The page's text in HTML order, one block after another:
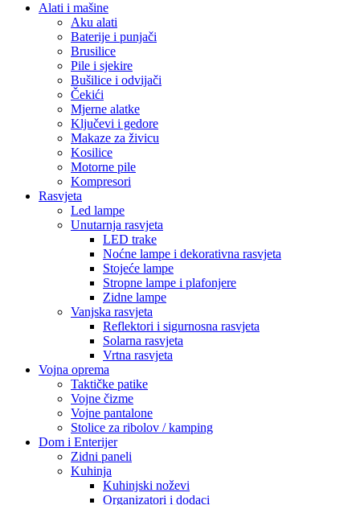
Alati i mašine
Aku alati
Baterije i punjači
Brusilice
Pile i sjekire
Bušilice i odvijači
Čekići
Mjerne alatke
Ključevi i gedore
Makaze za živicu
Kosilice
Motorne pile
Kompresori
Rasvjeta
Led lampe
Unutarnja rasvjeta
LED trake
Noćne lampe i dekorativna rasvjeta
Stojeće lampe
Stropne lampe i plafonjere
Zidne lampe
Vanjska rasvjeta
Reflektori i sigurnosna rasvjeta
Solarna rasvjeta
Vrtna rasvjeta
Vojna oprema
Taktičke patike
Vojne čizme
Vojne pantalone
Stolice za ribolov / kamping
Dom i Enterijer
Zidni paneli
Kuhinja
Kuhinjski noževi
Organizatori i dodaci